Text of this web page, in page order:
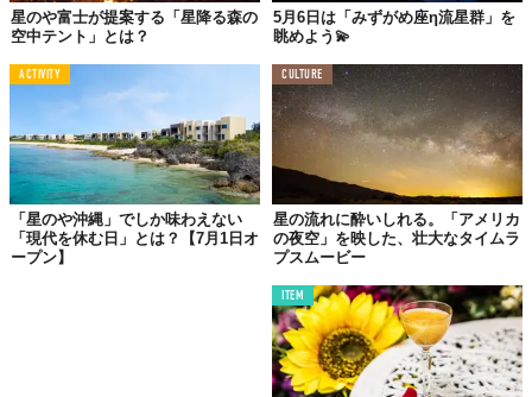
星のや富士が提案する「星降る森の
空中テント」とは？
5月6日は「みずがめ座η流星群」を
眺めよう💫
ACTIVITY
「星のや沖縄」でしか味わえない
「現代を休む日」とは？【7月1日オ
ープン】
CULTURE
星の流れに酔いしれる。「アメリカ
の夜空」を映した、壮大なタイムラ
プスムービー
ITEM